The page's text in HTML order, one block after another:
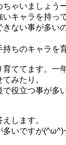
ゃいましょう
いキャラを持っ
きない事が多い
ちのキャラを
ててます。一
みたり。
役立つ事が多
します。
多いですが(^ω^)